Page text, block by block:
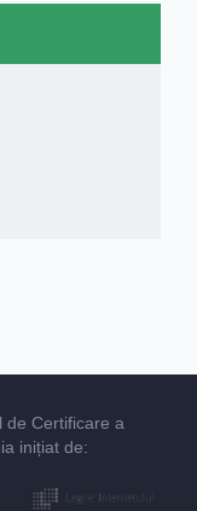
de Certificare a
inițiat de: